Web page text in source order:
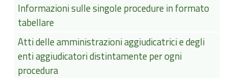
Informazioni sulle singole procedure in formato
tabellare
Atti delle amministrazioni aggiudicatrici e degli
enti aggiudicatori distintamente per ogni
procedura